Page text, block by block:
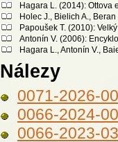
Hagara L. (2014): Ottova
Holec J., Bielich A.,
Papoušek T. (2010):
Antonín V. (2006):
Hagara L., Antonín V.,
Nálezy
0071-2026-
0066-2024-
0066-2023-